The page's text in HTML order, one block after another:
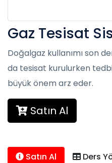
Gaz Tesisat
Doğalgaz kullanımı son
da tesisat kurulurken
büyük önem arz eder.
Satın Al
Satın Al Ders